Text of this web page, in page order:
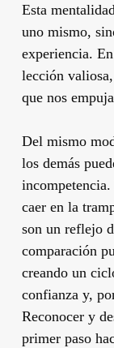
Esta
uno mismo,
experiencia.
lección
que nos
Del mismo
los demás
caer en la
son un reflejo
comparación
creando un
confianza y,
Reconocer y
primer paso